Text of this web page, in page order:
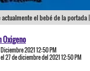
el bebé de la portada |
Oxigeno
2021 12:50 PM
27 de diciembre del 2021 12:50 PM